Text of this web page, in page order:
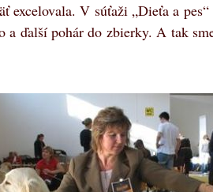
excelovala. V súťaži „Dieťa a
a ďalší pohár do zbierky. A tak